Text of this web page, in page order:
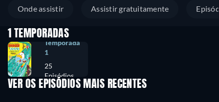
Onde assistir Assistir gratuitamente
1 TEMPORADAS
Temporada
1
25
Episódios
VER OS EPISÓDIOS MAIS RECENTES